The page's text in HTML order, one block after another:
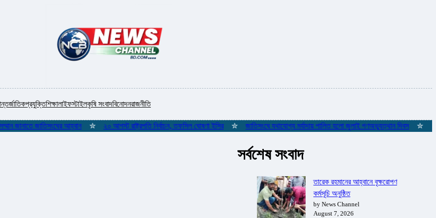
প্রযুক্তিশিক্ষালাইফস্টাইলকৃষি সংবাদবিনোদনরাজনীতি
জাতিসংঘের আহ্বান ✮ ২০ আগস্ট রাষ্ট্রপতি নির্বাচন, তফসিল ঘোষণা ইসির ✮ জাতিসংঘে যথাযোগ্য মর্যাদায় পালিত হলো জুলাই গণঅভ্যুত্থান দিবস ✮
সর্বশেষ সংবাদ
তারেক রহমানের আহ্বানে বৃক্ষরোপণ
কর্মসূচি অনুষ্ঠিত
by News Channel
August 7, 2026